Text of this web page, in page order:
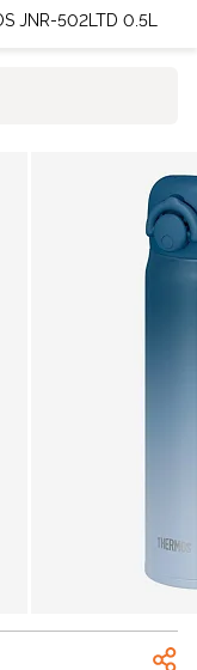
0
JNR-502LTD 0.5L